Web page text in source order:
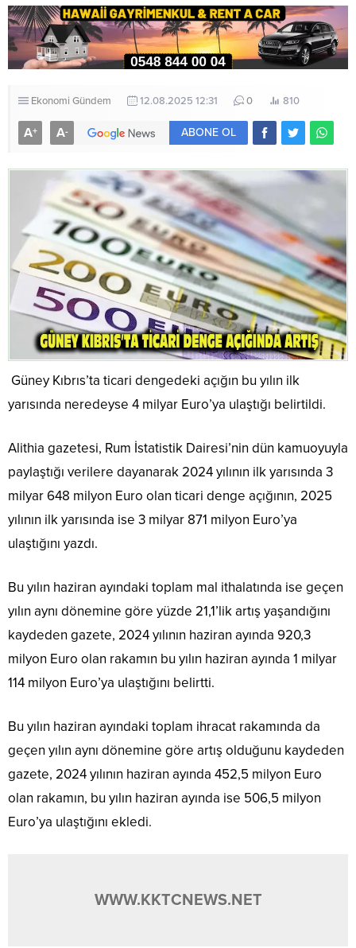
Ekonomi Gündem 12.08.2025 12:31 0 810
A+ A- ABONE OL
Güney Kıbrıs’ta ticari dengedeki açığın bu yılın ilk
yarısında neredeyse 4 milyar Euro’ya ulaştığı belirtildi.
Alithia gazetesi, Rum İstatistik Dairesi’nin dün kamuoyuyla
paylaştığı verilere dayanarak 2024 yılının ilk yarısında 3
milyar 648 milyon Euro olan ticari denge açığının, 2025
yılının ilk yarısında ise 3 milyar 871 milyon Euro’ya
ulaştığını yazdı.
Bu yılın haziran ayındaki toplam mal ithalatında ise geçen
yılın aynı dönemine göre yüzde 21,1’lik artış yaşandığını
kaydeden gazete, 2024 yılının haziran ayında 920,3
milyon Euro olan rakamın bu yılın haziran ayında 1 milyar
114 milyon Euro’ya ulaştığını belirtti.
Bu yılın haziran ayındaki toplam ihracat rakamında da
geçen yılın aynı dönemine göre artış olduğunu kaydeden
gazete, 2024 yılının haziran ayında 452,5 milyon Euro
olan rakamın, bu yılın haziran ayında ise 506,5 milyon
Euro’ya ulaştığını ekledi.
WWW.KKTCNEWS.NET